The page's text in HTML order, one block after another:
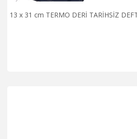
13 x 31 cm TERMO DERİ TARİHSİZ